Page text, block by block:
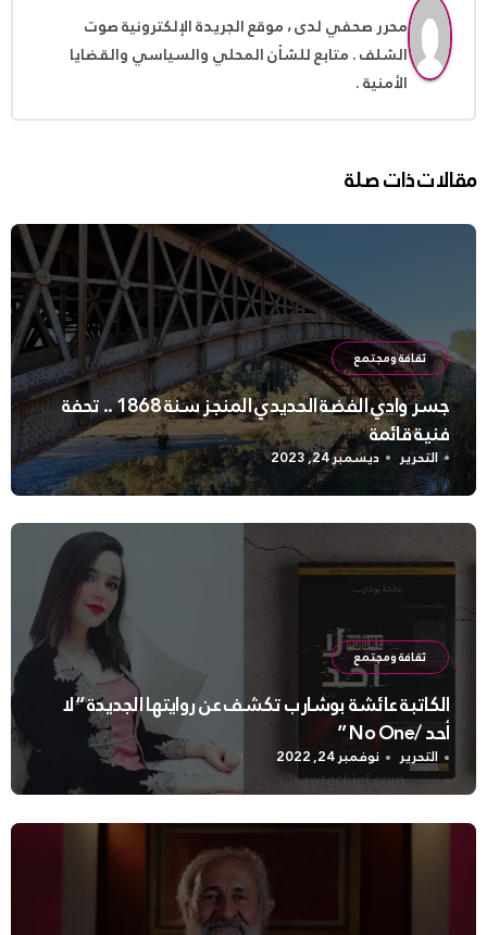
محرر صحفي لدى ، موقع الجريدة الإلكترونية صوت
الشلف . متابع للشأن المحلي والسياسي والقضايا
الأمنية .
مقالات ذات صلة
ثقافة ومجتمع
جسر وادي الفضة الحديدي المنجز سنة 1868 .. تحفة
فنية قائمة
التحرير ديسمبر 24, 2023
ثقافة ومجتمع
الكاتبة عائشة بوشارب تكشف عن روايتها الجديدة “لا
أحد /No One ”
التحرير نوفمبر 24, 2022